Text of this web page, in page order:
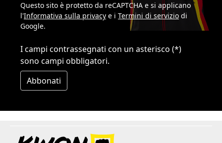
Questo sito è protetto da reCAPTCHA e si applicano
l'Informativa sulla privacy e i Termini di servizio di
Google.
I campi contrassegnati con un asterisco (*)
sono campi obbligatori.
Abbonati